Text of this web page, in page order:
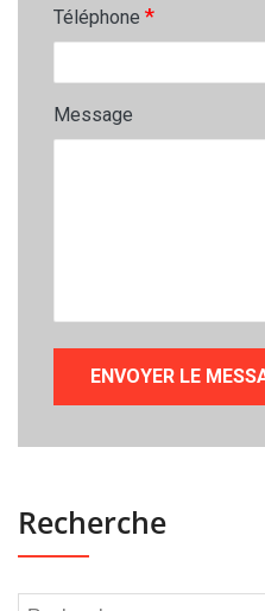
Téléphone *
Message
Recherche